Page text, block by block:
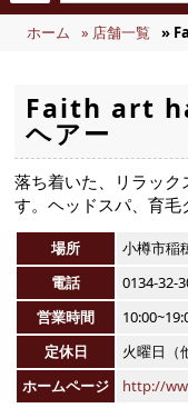
ホーム » 店舗一覧 »
Faith art
ヘアー
落ち着いた、リラック
す。ヘッドスパ、育毛
場所
小樽市稲
電話
0134-32-
営業時間
定休日
火曜日（
ホームページ
http://